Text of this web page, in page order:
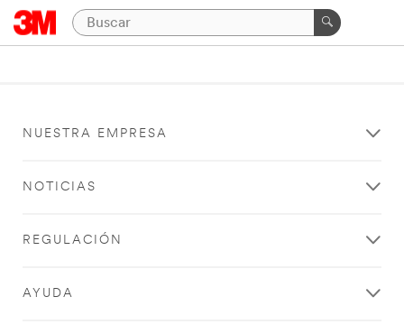
NUESTRA EMPRESA
NOTICIAS
REGULACIÓN
AYUDA